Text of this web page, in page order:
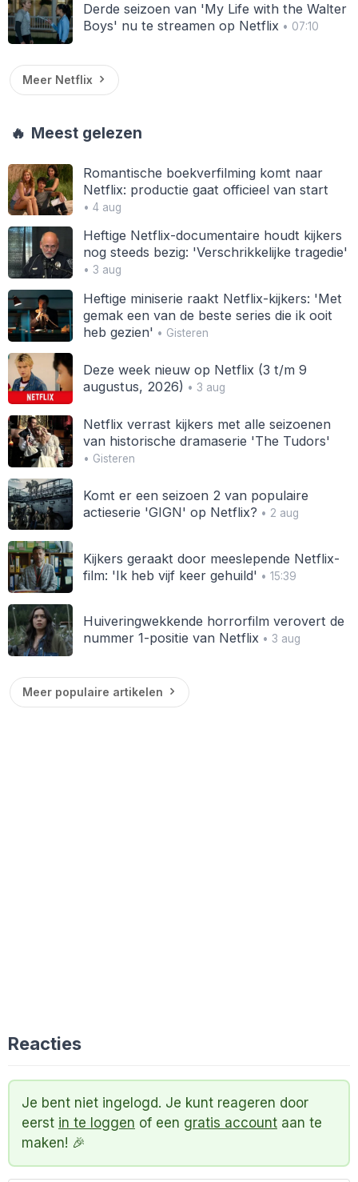
Derde seizoen van 'My Life with the Walter
Boys' nu te streamen op Netflix• 07:10
Meer Netflix
🔥 Meest gelezen
Romantische boekverfilming komt naar
Netflix: productie gaat officieel van start
• 4 aug
Heftige Netflix-documentaire houdt kijkers
nog steeds bezig: 'Verschrikkelijke tragedie'
• 3 aug
Heftige miniserie raakt Netflix-kijkers: 'Met
gemak een van de beste series die ik ooit
heb gezien' • Gisteren
Deze week nieuw op Netflix (3 t/m 9
augustus, 2026) • 3 aug
Netflix verrast kijkers met alle seizoenen
van historische dramaserie 'The Tudors'
• Gisteren
Komt er een seizoen 2 van populaire
actieserie 'GIGN' op Netflix? • 2 aug
Kijkers geraakt door meeslepende Netflix-
film: 'Ik heb vijf keer gehuild' • 15:39
Huiveringwekkende horrorfilm verovert de
nummer 1-positie van Netflix• 3 aug
Meer populaire artikelen
Reacties
Je bent niet ingelogd. Je kunt reageren door
eerst in te loggen of een gratis account aan te
maken! 🎉